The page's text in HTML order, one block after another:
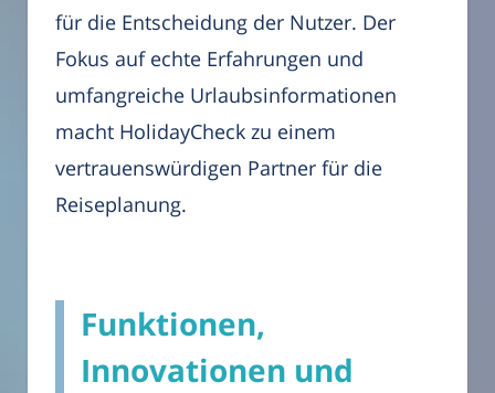
für die Entscheidung der Nutzer. Der
Fokus auf echte Erfahrungen und
umfangreiche Urlaubsinformationen
macht HolidayCheck zu einem
vertrauenswürdigen Partner für die
Reiseplanung.
Funktionen,
Innovationen und